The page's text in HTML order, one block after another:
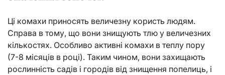
Ці комахи приносять величезну користь людям.
Справа в тому, що вони знищують тлю у величезних
кількостях. Особливо активні комахи в теплу пору
(7-8 місяців в році). Таким чином, вони захищають
рослинність садів і городів від знищення попелиць, і